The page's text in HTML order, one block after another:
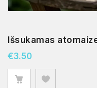
Išsukamas
€3.50